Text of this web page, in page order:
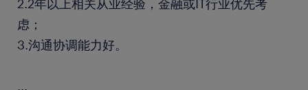
2.2年以上相关从业经验，金融或IT行业优先考
虑；
3.沟通协调能力好。
...